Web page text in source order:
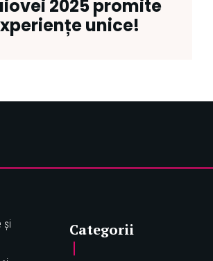
2025 promite
unice!
și
Categorii